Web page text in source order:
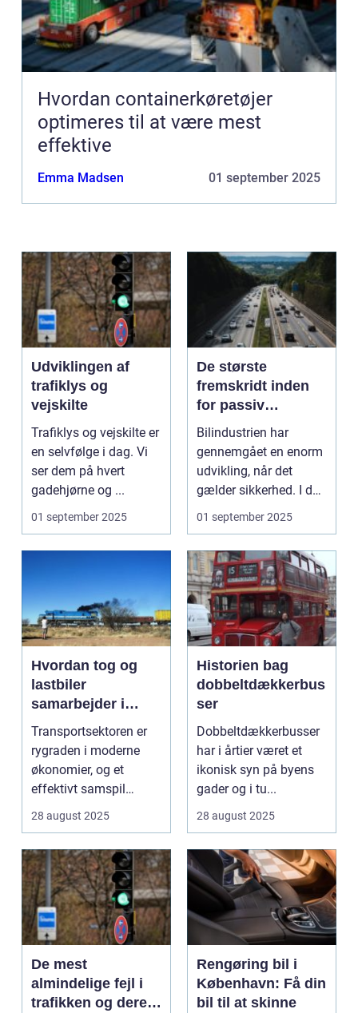
Hvordan containerkøretøjer
optimeres til at være mest
effektive
Emma Madsen 01 september 2025
Udviklingen af
trafiklys og
vejskilte
Trafiklys og vejskilte er
en selvfølge i dag. Vi
ser dem på hvert
gadehjørne og ...
01 september 2025
De største
fremskridt inden
for passiv
sikkerhed i biler
Bilindustrien har
gennemgået en enorm
udvikling, når det
gælder sikkerhed. I dag
e...
01 september 2025
Hvordan tog og
lastbiler
samarbejder i
transportsektoren
Transportsektoren er
rygraden i moderne
økonomier, og et
effektivt samspil
mellem tog og last...
28 august 2025
Historien bag
dobbeltdækkerbus
ser
Dobbeltdækkerbusser
har i årtier været et
ikonisk syn på byens
gader og i tu...
28 august 2025
De mest
almindelige fejl i
trafikken og deres
Rengøring bil i
København: Få din
bil til at skinne